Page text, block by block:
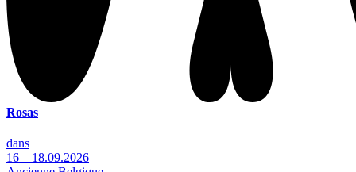
Rosas
dans
16—18.09.2026